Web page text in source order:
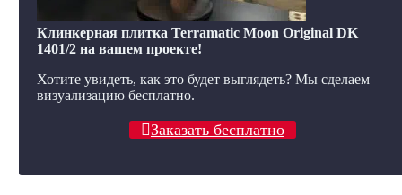
Клинкерная плитка Terramatic Moon Original DK
1401/2 на вашем проекте!
Хотите увидеть, как это будет выглядеть? Мы сделаем
визуализацию бесплатно.
Заказать бесплатно